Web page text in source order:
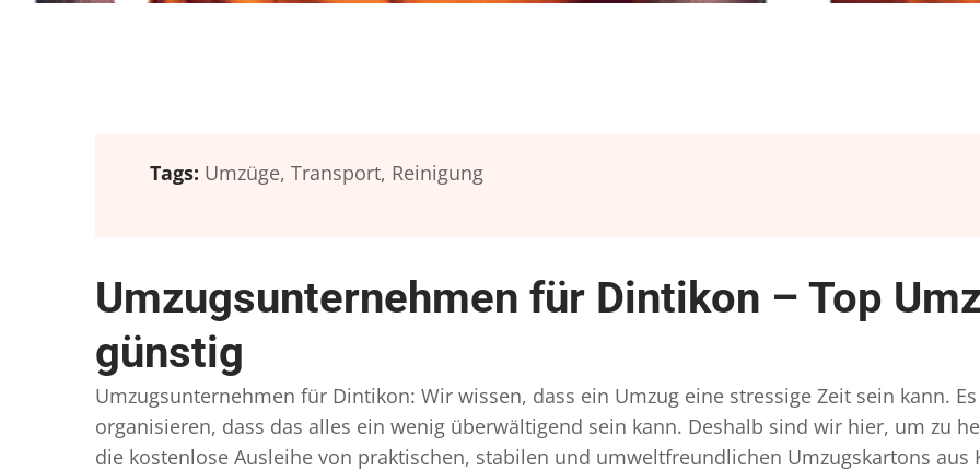
Tags: Umzüge, Transport, Reinigung
Umzugsunternehmen für Dintikon – Top
günstig
Umzugsunternehmen für Dintikon: Wir wissen, dass ein Umzug eine stressige Zeit sein kann.
organisieren, dass das alles ein wenig überwältigend sein kann. Deshalb sind wir hier, um zu
die kostenlose Ausleihe von praktischen, stabilen und umweltfreundlichen Umzugskartons